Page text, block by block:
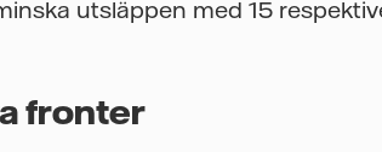
utsläppen med 15
fronter